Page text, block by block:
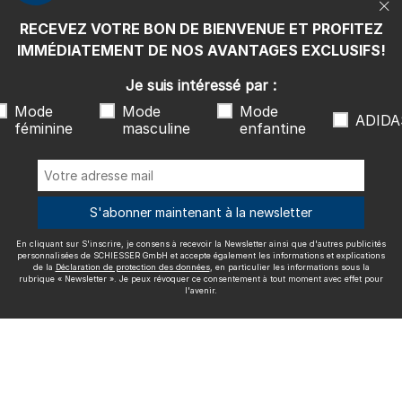
rubrique « Newsletter ». Je peux révoquer ce consentement à tout
Nous livrons avec
Excellente qualité
Plus d'informations sur nos évaluations
RECEVEZ VOTRE BON DE BIENVENUE ET PROFITEZ
IMMÉDIATEMENT DE NOS AVANTAGES EXCLUSIFS!
Je suis intéressé par :
Mode
féminine
Mode
masculine
Mode
enfantine
S'abonner maintenant à la newsletter
En cliquant sur S'inscrire, je consens à recevoir la Newsletter ainsi que d'autres publicités
personnalisées de SCHIESSER GmbH et accepte également les informations et explications
de la Déclaration de protection des données, en particulier les informations sous la
rubrique « Newsletter ». Je peux révoquer ce consentement à tout moment avec effet pour
l'avenir.